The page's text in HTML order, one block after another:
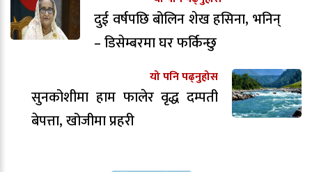
दुई वर्षपछि बोलिन शेख हसिना, भनिन्
– डिसेम्बरमा घर फर्किन्छु
यो पनि पढ्नुहोस
सुनकोशीमा हाम फालेर वृद्ध दम्पती
बेपत्ता, खोजीमा प्रहरी